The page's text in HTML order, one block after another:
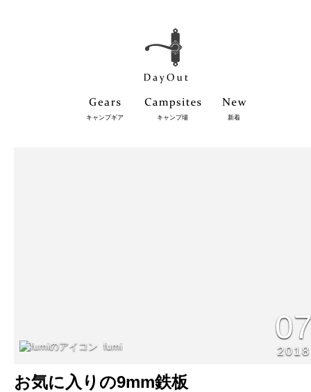
キャンプギア キャンプ場 新着
fumi 2018
お気に入りの9mm鉄板